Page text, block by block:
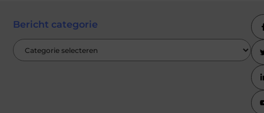
Bericht categorie